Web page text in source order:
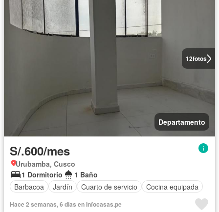
12fotos
Departamento
S/.600/mes
Urubamba, Cusco
1 Dormitorio
1 Baño
Barbacoa
Jardín Cuarto de servicio Cocina equipada
Hace 2 semanas, 6 días en Infocasas.pe